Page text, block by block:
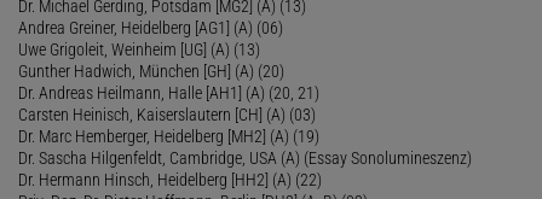
Dr. Michael Gerding, Potsdam [MG2] (A) (13)
Andrea Greiner, Heidelberg [AG1] (A) (06)
Uwe Grigoleit, Weinheim [UG] (A) (13)
Gunther Hadwich, München [GH] (A) (20)
Dr. Andreas Heilmann, Halle [AH1] (A) (20, 21)
Carsten Heinisch, Kaiserslautern [CH] (A) (03)
Dr. Marc Hemberger, Heidelberg [MH2] (A) (19)
Dr. Sascha Hilgenfeldt, Cambridge, USA (A) (Essay Sonolumineszenz)
Dr. Hermann Hinsch, Heidelberg [HH2] (A) (22)